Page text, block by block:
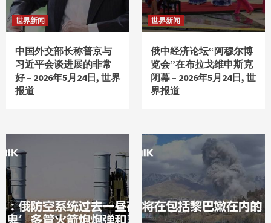
世界新闻
中国外交部长称普京与
习近平会谈进展的非常
好 – 2026年5月24日, 世界
报道
世界新闻
俄中经济论坛“阿穆尔博
览会”在布拉戈维申斯克
闭幕 – 2026年5月24日, 世
界报道